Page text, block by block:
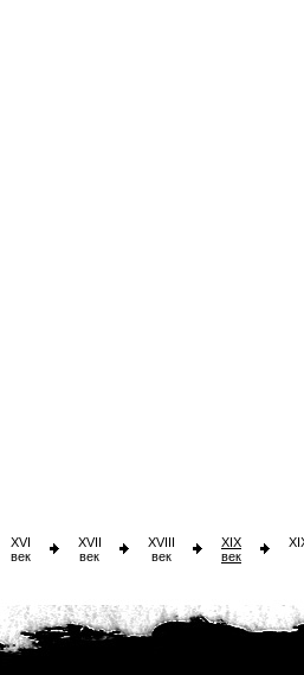
XVI
век
XVII
век
XVIII
век
XIX
век